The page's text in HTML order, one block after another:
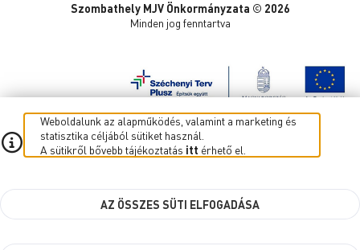
Szombathely MJV Önkormányzata © 2026
Minden jog fenntartva
Weboldalunk az alapműködés, valamint a marketing és
statisztika céljából sütiket használ.
A sütikről bővebb tájékoztatás itt érhető el.
AZ ÖSSZES SÜTI ELFOGADÁSA